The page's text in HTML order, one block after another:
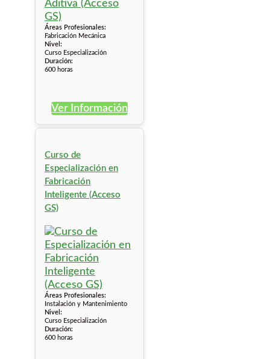
Áreas Profesionales:
Fabricación Mecánica
Nivel:
Curso Especialización
Duración:
600 horas
Ver Información
Curso de
Especialización en
Fabricación
Inteligente (Acceso
GS)
Áreas Profesionales:
Instalación y Mantenimiento
Nivel:
Curso Especialización
Duración:
600 horas